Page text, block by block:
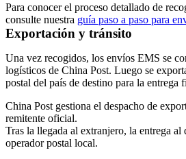
Para conocer el proceso detallado de
consulte nuestra guía paso a paso para
Exportación y tránsito
Una vez recogidos, los envíos EMS se
logísticos de China Post. Luego se
postal del país de destino para la entrega
China Post gestiona el despacho de
remitente oficial.
Tras la llegada al extranjero, la entrega al
operador postal local.